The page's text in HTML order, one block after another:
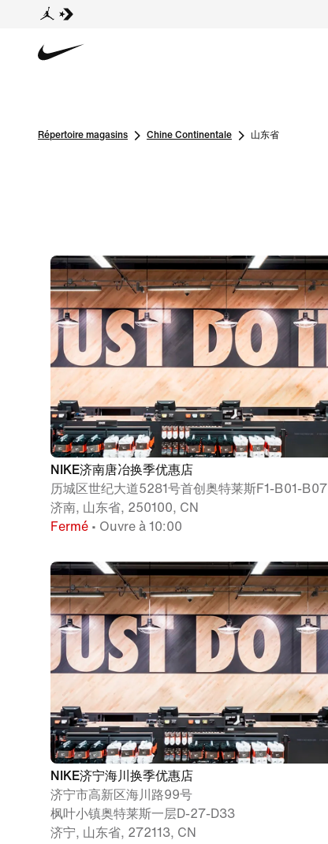
Répertoire magasins Chine Continentale 山东省
NIKE济南唐冶换季优惠店
历城区世纪大道5281号首创奥特莱斯F1-B01-B07
济南, 山东省, 250100, CN
Fermé • Ouvre à 10:00
NIKE济宁海川换季优惠店
济宁市高新区海川路99号
枫叶小镇奥特莱斯一层D-27-D33
济宁, 山东省, 272113, CN